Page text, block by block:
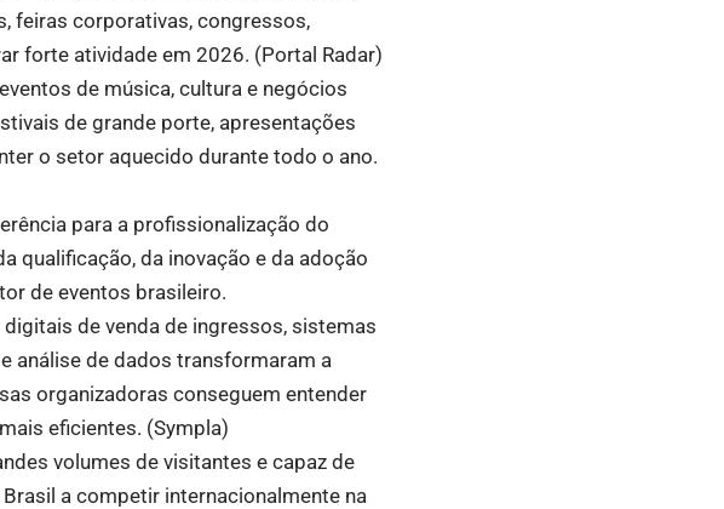
feiras corporativas, congressos,
forte atividade em 2026. (Portal Radar)
de música, cultura e negócios
de grande porte, apresentações
o setor aquecido durante todo o ano.
para a profissionalização do
qualificação, da inovação e da adoção
de eventos brasileiro.
de venda de ingressos, sistemas
análise de dados transformaram a
organizadoras conseguem entender
eficientes. (Sympla)
volumes de visitantes e capaz de
a competir internacionalmente na